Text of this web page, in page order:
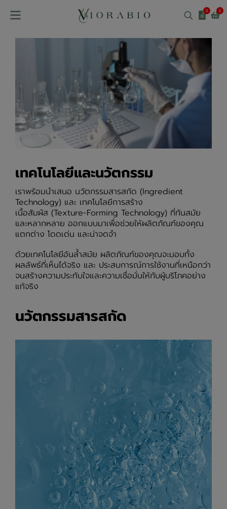
0 0
เทคโนโลยีและนวัตกรรม
เราพร้อมนำเสนอ นวัตกรรมสารสกัด (Ingredient
Technology) และ เทคโนโลยีการสร้าง
เนื้อสัมผัส (Texture-Forming Technology) ที่ทันสมัย
และหลากหลาย ออกแบบมาเพื่อช่วยให้ผลิตภัณฑ์ของคุณ
แตกต่าง โดดเด่น และน่าจดจำ
ด้วยเทคโนโลยีอันล้ำสมัย ผลิตภัณฑ์ของคุณจะมอบทั้ง
ผลลัพธ์ที่เห็นได้จริง และ ประสบการณ์การใช้งานที่เหนือกว่า
จนสร้างความประทับใจและความเชื่อมั่นให้กับผู้บริโภคอย่าง
แท้จริง
นวัตกรรมสารสกัด